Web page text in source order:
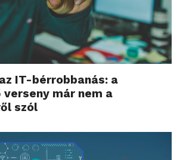
IT-bérrobbanás: a
már nem a
szól